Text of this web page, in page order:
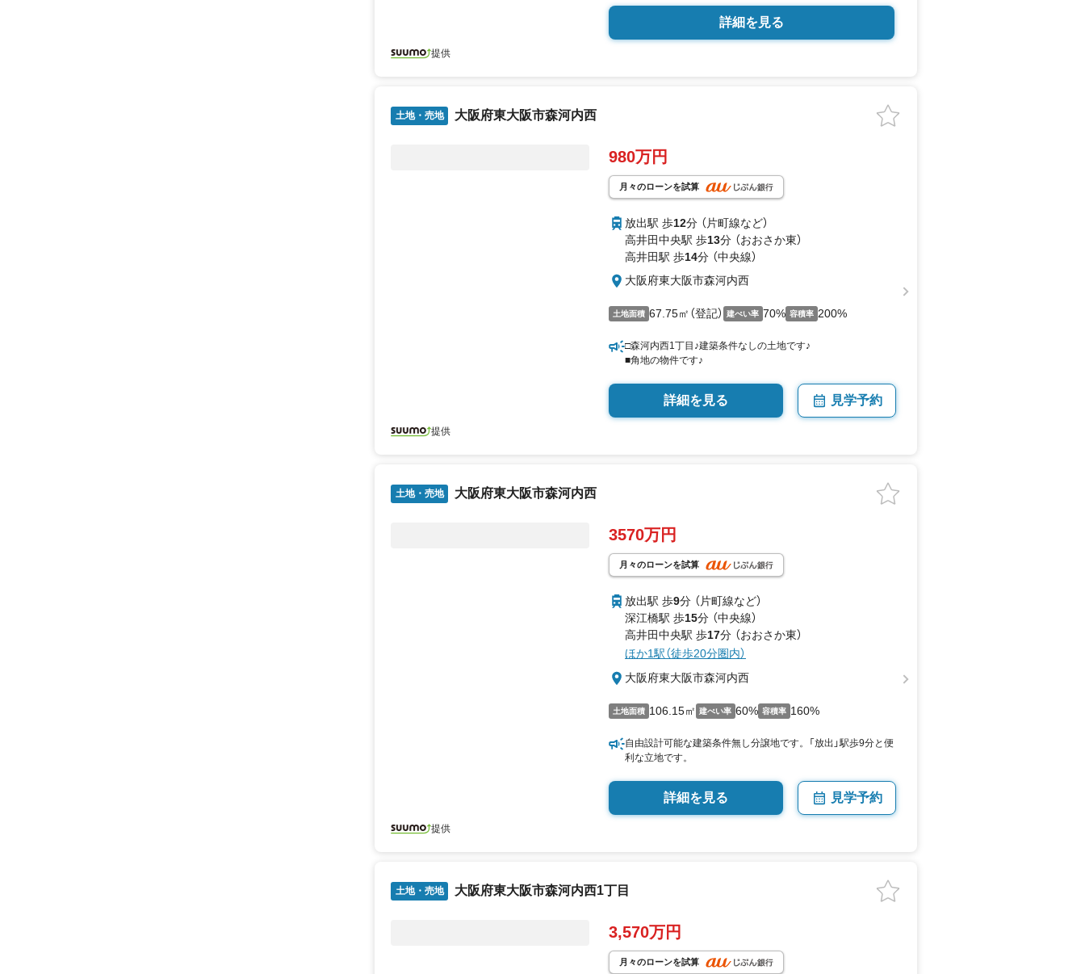
詳細を見る
提供
土地・売地 大阪府東大阪市森河内西
980万円
月々のローンを試算
放出駅 歩12分 （片町線など）
高井田中央駅 歩13分 （おおさか東）
高井田駅 歩14分 （中央線）
大阪府東大阪市森河内西
土地面積 67.75㎡（登記） 建ぺい率 70% 容積率 200%
□森河内西1丁目♪建築条件なしの土地です♪
■角地の物件です♪
詳細を見る 見学予約
提供
土地・売地 大阪府東大阪市森河内西
3570万円
月々のローンを試算
放出駅 歩9分 （片町線など）
深江橋駅 歩15分 （中央線）
高井田中央駅 歩17分 （おおさか東）
ほか1駅（徒歩20分圏内）
大阪府東大阪市森河内西
土地面積 106.15㎡ 建ぺい率 60% 容積率 160%
自由設計可能な建築条件無し分譲地です。「放出」駅歩9分と便
利な立地です。
詳細を見る 見学予約
提供
土地・売地 大阪府東大阪市森河内西1丁目
3,570万円
月々のローンを試算